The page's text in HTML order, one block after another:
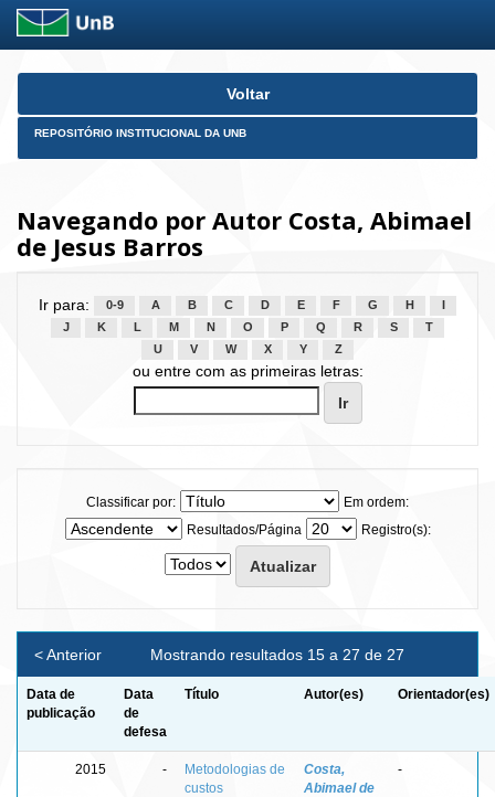
Skip
Voltar
REPOSITÓRIO INSTITUCIONAL DA UNB
Navegando por Autor Costa, Abimael
de Jesus Barros
Ir para: 0-9 A B C D E F G H
J
K L M N O P Q R S
T
U
V W X Y Z
ou entre com as primeiras letras:
Classificar por:
Em ordem:
Resultados/Página
Registro(s):
Mostrando resultados 15 a 27 de 27
< Anterior
Data de
publicação
Data
de
defesa
Título Autor(es) Orientador(es)
2015 -
Metodologias de
custos
Costa,
Abimael de
-